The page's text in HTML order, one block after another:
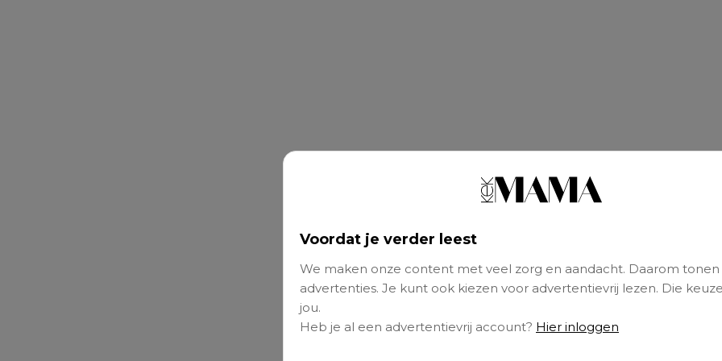
Voordat je verder leest
We maken onze content met veel zorg en aandacht. Daarom tonen
advertenties. Je kunt ook kiezen voor advertentievrij lezen. Die
jou.
Heb je al een advertentievrij account? Hier inloggen